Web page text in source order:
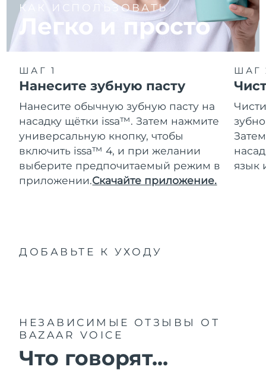
КАК ИСПОЛЬЗОВАТЬ
Легко и просто
ШАГ 1
Нанесите зубную пасту
Нанесите обычную зубную пасту на
насадку щётки issa™. Затем нажмите
универсальную кнопку, чтобы
включить issa™ 4, и при желании
выберите предпочитаемый режим в
приложении.Скачайте приложение.
ШАГ
язык
ДОБАВЬТЕ К УХОДУ
НЕЗАВИСИМЫЕ ОТЗЫВЫ
ОТ
BAZAAR VOICE
Что говорят...